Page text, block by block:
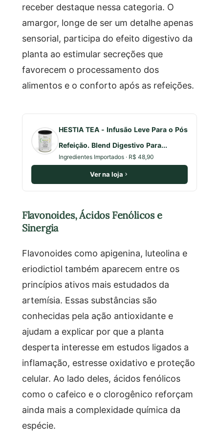
receber destaque nessa categoria. O
amargor, longe de ser um detalhe apenas
sensorial, participa do efeito digestivo da
planta ao estimular secreções que
favorecem o processamento dos
alimentos e o conforto após as refeições.
HESTIA TEA - Infusão Leve Para o Pós
Refeição. Blend Digestivo Para...
Ingredientes Importados · R$ 48,90
Ver na loja
Flavonoides, Ácidos Fenólicos e
Sinergia
Flavonoides como apigenina, luteolina e
eriodictiol também aparecem entre os
princípios ativos mais estudados da
artemísia. Essas substâncias são
conhecidas pela ação antioxidante e
ajudam a explicar por que a planta
desperta interesse em estudos ligados a
inflamação, estresse oxidativo e proteção
celular. Ao lado deles, ácidos fenólicos
como o cafeico e o clorogênico reforçam
ainda mais a complexidade química da
espécie.